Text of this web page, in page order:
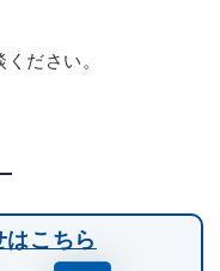
ださい。
こちら